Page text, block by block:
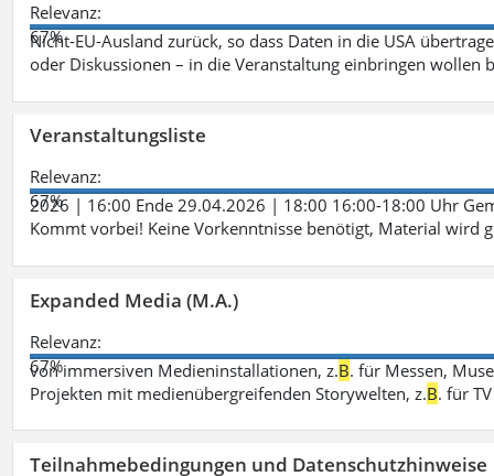
Relevanz:
67%
Nicht-EU-Ausland zurück, so dass Daten in die USA
oder Diskussionen – in die Veranstaltung einbringen wollen
Veranstaltungsliste
Relevanz:
67%
2026 | 16:00 Ende 29.04.2026 | 18:00 16:00-18:00 Uhr
Kommt vorbei! Keine Vorkenntnisse benötigt, Material wird
Expanded Media (M.A.)
Relevanz:
67%
von immersiven Medieninstallationen, z.B. für Messen,
Projekten mit medienübergreifenden Storywelten, z.B. für
Teilnahmebedingungen und Datenschutzhinweise